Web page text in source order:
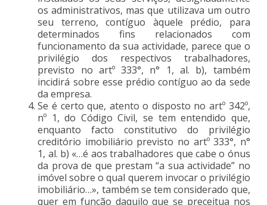
os administrativos, mas que utilizava um outro
seu terreno, contíguo àquele prédio, para
determinados fins relacionados com
funcionamento da sua actividade, parece que o
privilégio dos respectivos trabalhadores,
previsto no artº 333°, n° 1, al. b), também
incidirá sobre esse prédio contíguo ao da sede
da empresa.
Se é certo que, atento o disposto no artº 342º,
nº 1, do Código Civil, se tem entendido que,
enquanto facto constitutivo do privilégio
creditório imobiliário previsto no artº 333°, n°
1, al. b) «…é aos trabalhadores que cabe o ónus
da prova de que prestam “a sua actividade” no
imóvel sobre o qual querem invocar o privilégio
imobiliário…», também se tem considerado que,
quer em função daquilo que se preceitua nos